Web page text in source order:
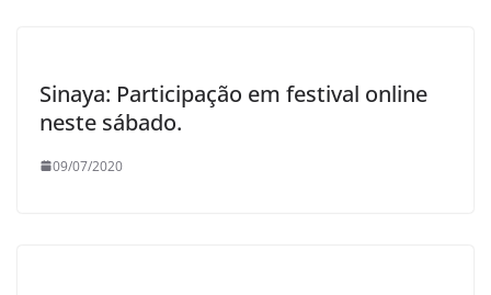
Sinaya: Participação em festival online
neste sábado.
09/07/2020